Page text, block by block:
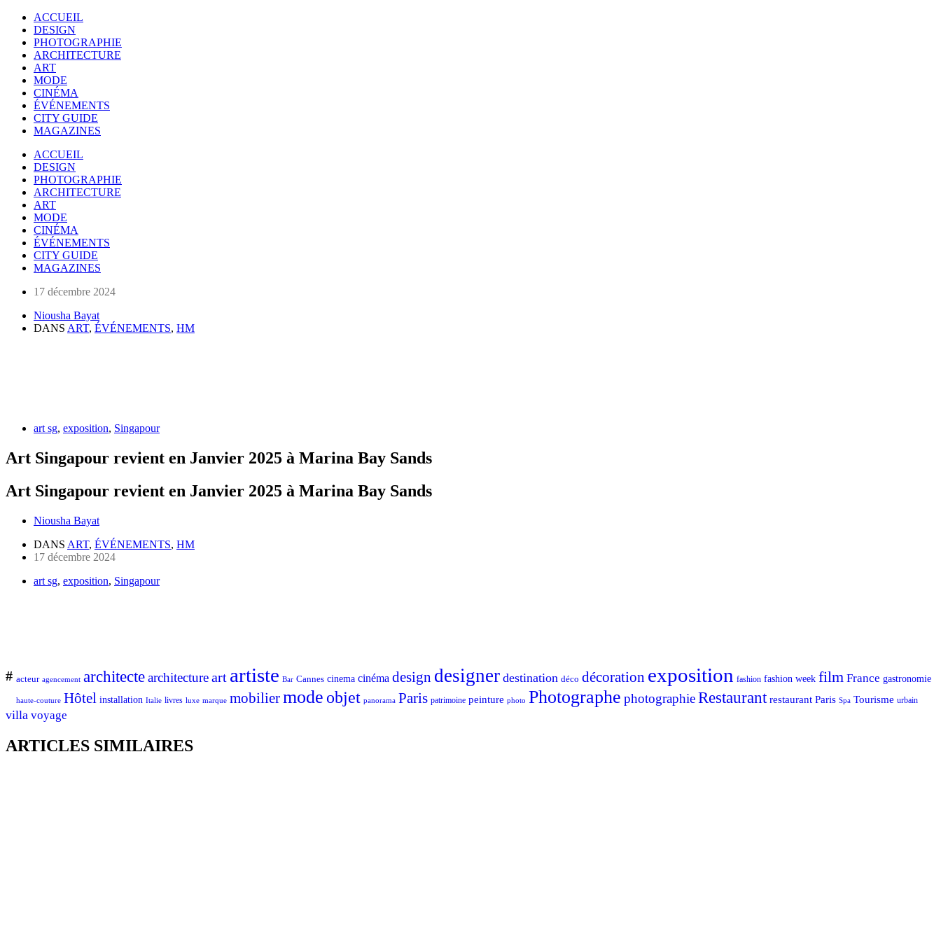
ACCUEIL
DESIGN
PHOTOGRAPHIE
ARCHITECTURE
ART
MODE
CINÉMA
ÉVÉNEMENTS
CITY GUIDE
MAGAZINES
ACCUEIL
DESIGN
PHOTOGRAPHIE
ARCHITECTURE
ART
MODE
CINÉMA
ÉVÉNEMENTS
CITY GUIDE
MAGAZINES
17 décembre 2024
Niousha Bayat
DANS ART, ÉVÉNEMENTS, HM
art sg, exposition, Singapour
Art Singapour revient en Janvier 2025 à Marina Bay Sands
Art Singapour revient en Janvier 2025 à Marina Bay Sands
Niousha Bayat
DANS ART, ÉVÉNEMENTS, HM
17 décembre 2024
art sg, exposition, Singapour
# acteur agencement architectearchitectureart artiste Bar Cannes cinema cinéma design designer destination déco décoration exposition fashion fashion week film France gastronomie
haute-couture Hôtel installation Italie livres luxe marque mobiliermode objet panorama Paris patrimoine peinture photo Photographe photographieRestaurant restaurant Paris Spa Tourisme urbain
villa voyage
ARTICLES SIMILAIRES